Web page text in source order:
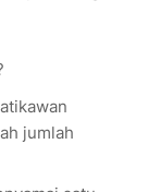
jumlah